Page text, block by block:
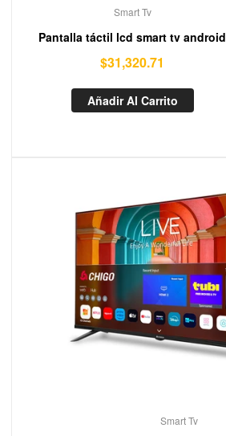
Smart Tv
Pantalla táctil lcd smart tv android
$31,320.71
Añadir Al Carrito
Smart Tv